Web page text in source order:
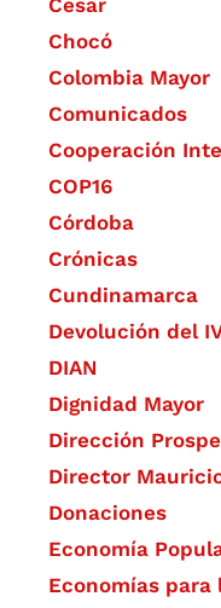
Cesar
Chocó
Colombia Mayor
Comunicados
Cooperación
COP16
Córdoba
Crónicas
Cundinamarca
Devolución del
DIAN
Dignidad Mayor
Dirección
Director
Donaciones
Economía
Economías para